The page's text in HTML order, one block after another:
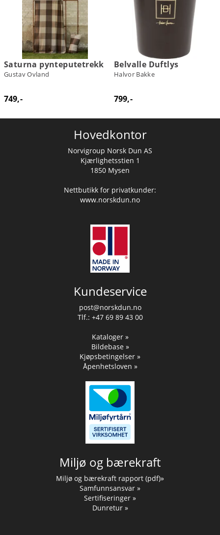
Saturna pynteputetrekk
Gustav Ovland
749,-
Belvalle Duftlys
Halvor Bakke
799,-
Hovedkontor
Norvigroup Norsk Dun AS
Kjærlighetsstien 1
1850 Mysen
Nettbutikk for privatkunder:
www.norskdun.no
Kundeservice
post@norskdun.no
Tlf.: +47 69 89 43 00
Kataloger »
Bildebase »
Kjøpsbetingelser »
Åpenhetsloven »
Miljø og bærekraft
Miljø og bærekraft rapport (pdf)»
Samfunnsansvar »
Sertifiseringer »
Dunretur »